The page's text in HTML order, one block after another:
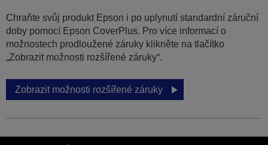
Chraňte svůj produkt Epson i po uplynutí standardní záruční
doby pomocí Epson CoverPlus. Pro více informací o
možnostech prodloužené záruky klikněte na tlačítko
„Zobrazit možnosti rozšířené záruky“.
Zobrazit možnosti rozšířené záruky